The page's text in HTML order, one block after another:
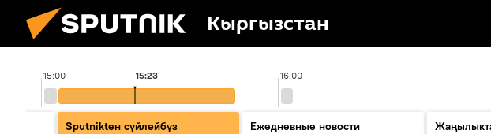
Кыргызстан
15:00 16:00
15:23
Sputnikteн сүйлөйбүз
Ежедневные новости